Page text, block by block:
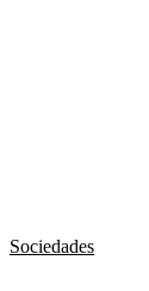
Sociedades